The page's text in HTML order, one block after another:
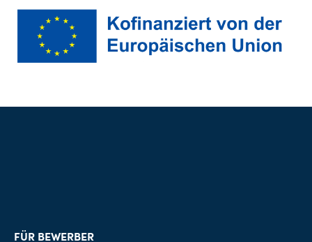
FÜR BEWERBER